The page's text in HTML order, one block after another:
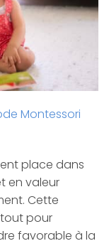
Montessori
place dans
en valeur
Cette
pour
favorable à la